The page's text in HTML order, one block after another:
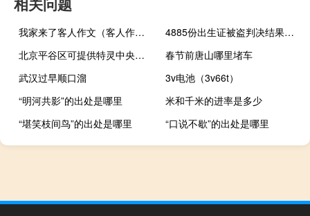
我家来了客人作文（客人作文）
4885份出生证被盗判决结果公布 到底什么情况嘞
北京平谷区可提供特灵中央空调维修服务地址在哪
春节前唐山哪里堵车
武汉过早顺口溜
3v电池（3v66t）
“明河共影”的出处是哪里
米和千米的进率是多少
“堪笑枝间鸟”的出处是哪里
“口说不歇”的出处是哪里